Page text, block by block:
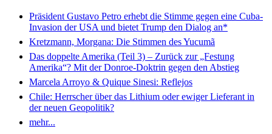
Präsident Gustavo Petro erhebt die Stimme gegen eine Cuba-
Invasion der USA und bietet Trump den Dialog an*
Kretzmann, Morgana: Die Stimmen des Yucumã
Das doppelte Amerika (Teil 3) – Zurück zur „Festung
Amerika“? Mit der Donroe-Doktrin gegen den Abstieg
Marcela Arroyo & Quique Sinesi: Reflejos
Chile: Herrscher über das Lithium oder ewiger Lieferant in
der neuen Geopolitik?
mehr...